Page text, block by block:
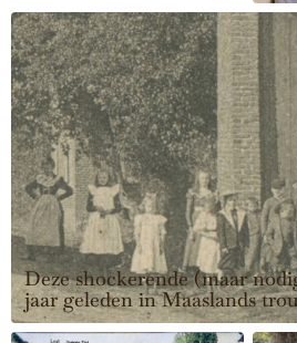
Deze shockerende (maar
jaar geleden in Maaslands